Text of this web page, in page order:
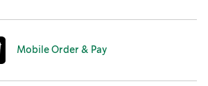
Mobile Order & Pay